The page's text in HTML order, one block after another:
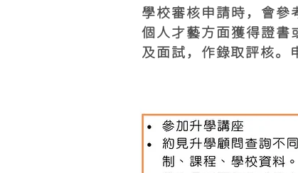
學校審核申請時，會參
個人才藝方面獲得證書
及面試，作錄取評核。